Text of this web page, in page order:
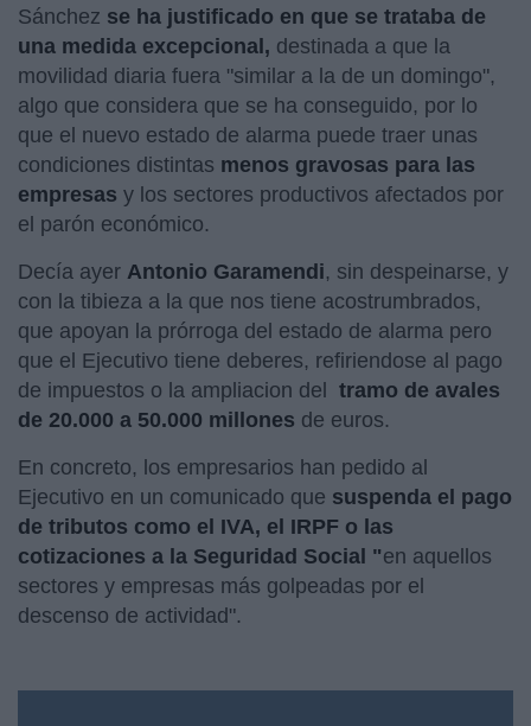
Sánchez se ha justificado en que se trataba de
una medida excepcional, destinada a que la
movilidad diaria fuera "similar a la de un domingo",
algo que considera que se ha conseguido, por lo
que el nuevo estado de alarma puede traer unas
condiciones distintas menos gravosas para las
empresas y los sectores productivos afectados por
el parón económico.
Decía ayer Antonio Garamendi, sin despeinarse, y
con la tibieza a la que nos tiene acostrumbrados,
que apoyan la prórroga del estado de alarma pero
que el Ejecutivo tiene deberes, refiriendose al pago
de impuestos o la ampliacion del tramo de avales
de 20.000 a 50.000 millones de euros.
En concreto, los empresarios han pedido al
Ejecutivo en un comunicado que suspenda el pago
de tributos como el IVA, el IRPF o las
cotizaciones a la Seguridad Social "en aquellos
sectores y empresas más golpeadas por el
descenso de actividad".